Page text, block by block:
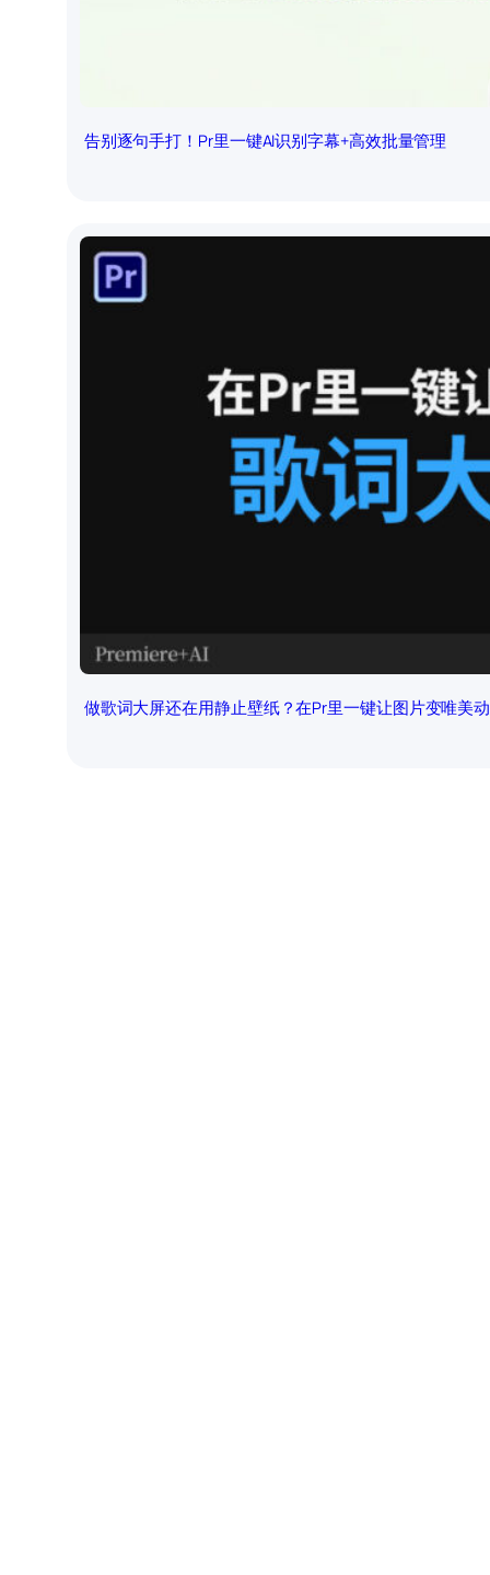
告别逐句手打！Pr里一键AI识别字幕+高效批量管理
做歌词大屏还在用静止壁纸？在Pr里一键让图片变唯美